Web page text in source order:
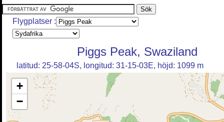
Flygplatser :
Piggs Peak, Swaziland
latitud: 25-58-04S, longitud: 31-15-03E, höjd: 1099 m
+
−